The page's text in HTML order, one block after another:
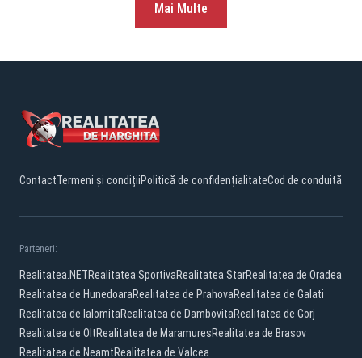
Mai Multe
ContactTermeni și condițiiPolitică de confidențialitateCod de conduită
Parteneri:
Realitatea.NETRealitatea SportivaRealitatea StarRealitatea de Oradea
Realitatea de HunedoaraRealitatea de PrahovaRealitatea de Galati
Realitatea de IalomitaRealitatea de DambovitaRealitatea de Gorj
Realitatea de OltRealitatea de MaramuresRealitatea de Brasov
Realitatea de NeamtRealitatea de Valcea